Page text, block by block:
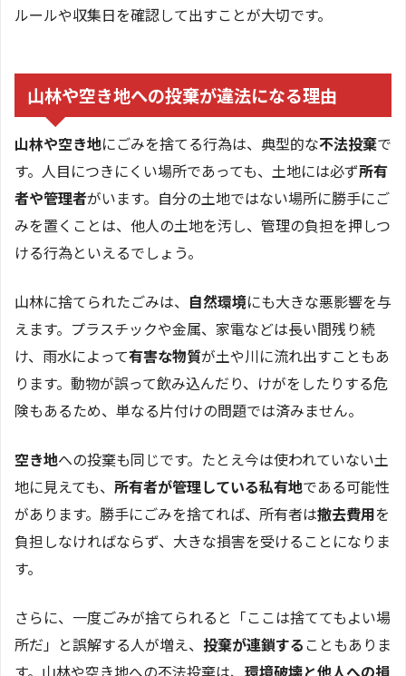
ルールや収集日を確認して出すことが大切です。
山林や空き地への投棄が違法になる理由
山林や空き地にごみを捨てる行為は、典型的な不法投棄で
す。人目につきにくい場所であっても、土地には必ず所有
者や管理者がいます。自分の土地ではない場所に勝手にご
みを置くことは、他人の土地を汚し、管理の負担を押しつ
ける行為といえるでしょう。
山林に捨てられたごみは、 自然環境にも大きな悪影響を与
えます。プラスチックや金属、家電などは長い間残り続
け、雨水によって有害な物質が土や川に流れ出すこともあ
ります。動物が誤って飲み込んだり、けがをしたりする危
険もあるため、単なる片付けの問題では済みません。
空き地への投棄も同じです。たとえ今は使われていない土
地に見えても、 所有者が管理している私有地である可能性
があります。勝手にごみを捨てれば、所有者は撤去費用を
負担しなければならず、大きな損害を受けることになりま
す。
さらに、一度ごみが捨てられると「ここは捨ててもよい場
所だ」と誤解する人が増え、 投棄が連鎖する こともありま
す。山林や空き地への不法投棄は、 環境破壊と他人への損